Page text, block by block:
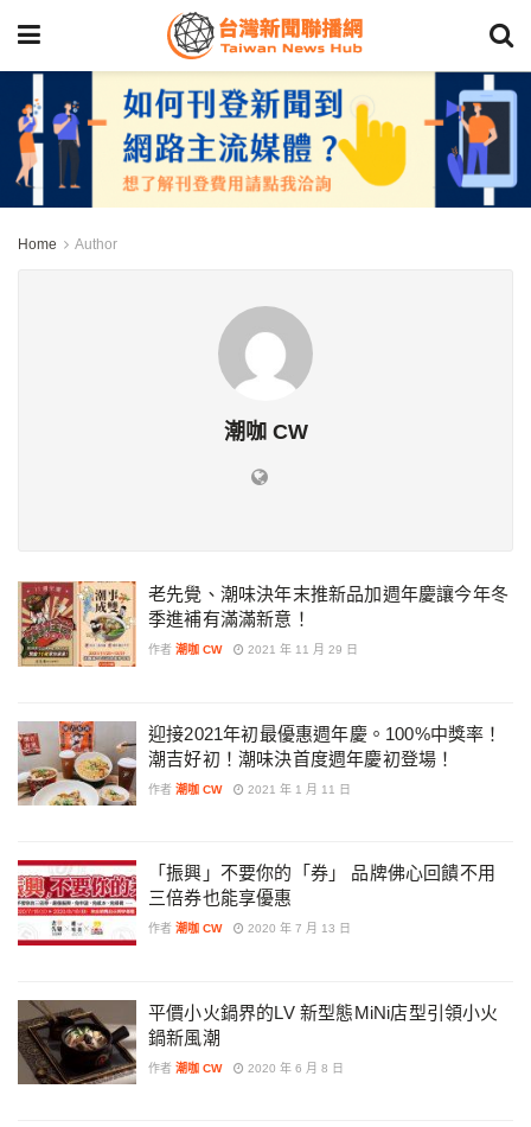
Home Author
潮咖 CW
老先覺、潮味決年末推新品加週年慶讓今年冬
季進補有滿滿新意！
作者 潮咖 CW 2021 年 11 月 29 日
迎接2021年初最優惠週年慶。100%中獎率！
潮吉好初！潮味決首度週年慶初登場！
作者 潮咖 CW 2021 年 1 月 11 日
「振興」不要你的「券」 品牌佛心回饋不用
三倍券也能享優惠
作者 潮咖 CW 2020 年 7 月 13 日
平價小火鍋界的LV 新型態MiNi店型引領小火
鍋新風潮
作者 潮咖 CW 2020 年 6 月 8 日